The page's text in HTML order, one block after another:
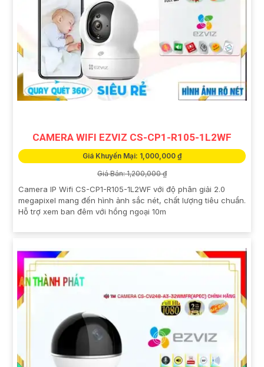
CAMERA WIFI EZVIZ CS-CP1-R105-1L2WF
Giá Khuyến Mại: 1,000,000 ₫
Giá Bán: 1,200,000 ₫
Camera IP Wifi CS-CP1-R105-1L2WF với độ phân giải 2.0
megapixel mang đến hình ảnh sắc nét, chất lượng tiêu chuẩn.
Hỗ trợ xem ban đêm với hồng ngoại 10m